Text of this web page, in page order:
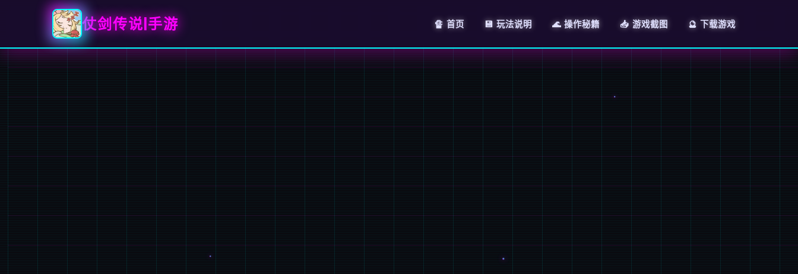
仗剑传说|手游 🔏 首页 💾 玩法说明 🌊 操作秘籍 📥 游戏截图 🔮 下载游戏